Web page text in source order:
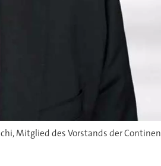
Mitglied des Vorstands der